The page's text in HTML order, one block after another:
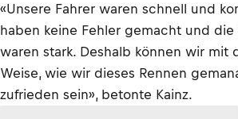
«Unsere Fahrer waren schnell und
haben keine Fehler gemacht und die
waren stark. Deshalb können wir mit
Weise, wie wir dieses Rennen
zufrieden sein», betonte Kainz.